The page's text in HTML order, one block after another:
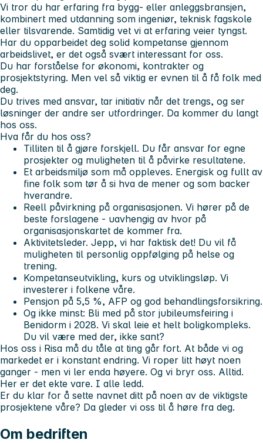
Vi tror du har erfaring fra bygg- eller anleggsbransjen,
kombinert med utdanning som ingeniør, teknisk fagskole
eller tilsvarende. Samtidig vet vi at erfaring veier tyngst.
Har du opparbeidet deg solid kompetanse gjennom
arbeidslivet, er det også svært interessant for oss.
Du har forståelse for økonomi, kontrakter og
prosjektstyring. Men vel så viktig er evnen til å få folk med
deg.
Du trives med ansvar, tar initiativ når det trengs, og ser
løsninger der andre ser utfordringer. Da kommer du langt
hos oss.
Hva får du hos oss?
Tilliten til å gjøre forskjell. Du får ansvar for egne
prosjekter og muligheten til å påvirke resultatene.
Et arbeidsmiljø som må oppleves. Energisk og fullt av
fine folk som tør å si hva de mener og som backer
hverandre.
Reell påvirkning på organisasjonen. Vi hører på de
beste forslagene - uavhengig av hvor på
organisasjonskartet de kommer fra.
Aktivitetsleder. Jepp, vi har faktisk det! Du vil få
muligheten til personlig oppfølging på helse og
trening.
Kompetanseutvikling, kurs og utviklingsløp. Vi
investerer i folkene våre.
Pensjon på 5,5 %, AFP og god behandlingsforsikring.
Og ikke minst: Bli med på stor jubileumsfeiring i
Benidorm i 2028. Vi skal leie et helt boligkompleks.
Du vil være med der, ikke sant?
Hos oss i Risa må du tåle at ting går fort. At både vi og
markedet er i konstant endring. Vi roper litt høyt noen
ganger - men vi ler enda høyere. Og vi bryr oss. Alltid.
Her er det ekte vare. I alle ledd.
Er du klar for å sette navnet ditt på noen av de viktigste
prosjektene våre? Da gleder vi oss til å høre fra deg.
Om bedriften